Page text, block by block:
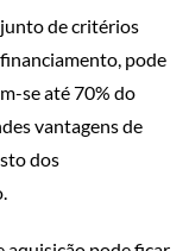
de critérios
pode
se até 70% do
vantagens de
dos